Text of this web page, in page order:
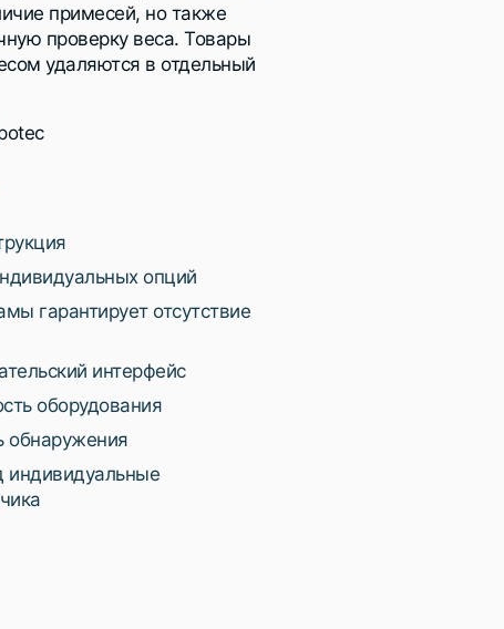
примесей, но также
проверку веса. Товары
удаляются в отдельный
опций
гарантирует отсутствие
интерфейс
оборудования
обнаружения
индивидуальные